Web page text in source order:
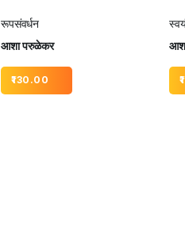
रूपसंवर्धन
आशा परुळेकर
130.00